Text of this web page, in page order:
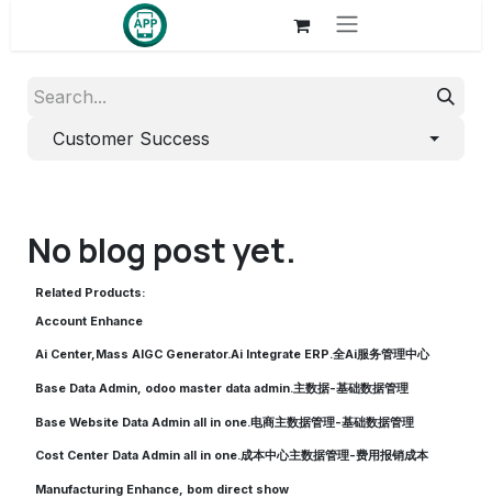
Skip to Content
Customer Success
No blog post yet.
Related Products:
Account Enhance
Ai Center,Mass AIGC Generator.Ai Integrate ERP.全Ai服务管理中心
Base Data Admin, odoo master data admin.主数据-基础数据管理
Base Website Data Admin all in one.电商主数据管理-基础数据管理
Cost Center Data Admin all in one.成本中心主数据管理-费用报销成本
Manufacturing Enhance, bom direct show